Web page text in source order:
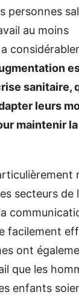
personnes
au moins
sanitaire,
leurs
maintenir
secteurs de
facilement
ont
que les
enfants